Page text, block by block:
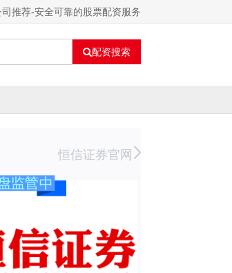
推荐-安全可靠的股票配资服务
配资搜索
恒信证券官网